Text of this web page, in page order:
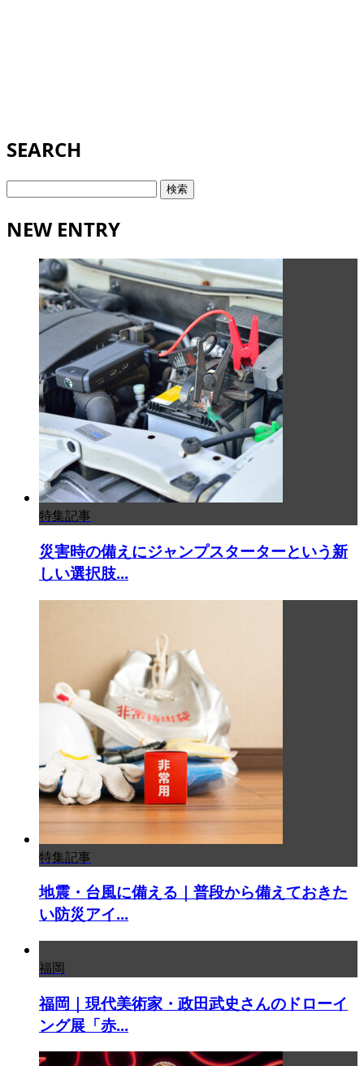
SEARCH
検
NEW ENTRY
特集記事
災害時の備えにジャンプスターターという新
しい選択肢...
特集記事
地震・台風に備える｜普段から備えておきた
い防災アイ...
福岡
福岡｜現代美術家・政田武史さんのドローイ
ング展「赤...